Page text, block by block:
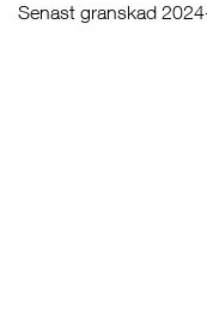
Senast granskad